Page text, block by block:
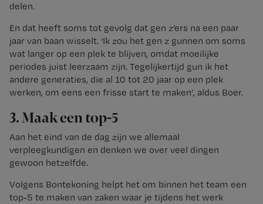
delen.
En dat heeft soms tot gevolg dat gen z’ers na een paar
jaar van baan wisselt. ‘Ik zou het gen z gunnen om soms
wat langer op een plek te blijven, omdat moeilijke
periodes juist leerzaam zijn. Tegelijkertijd gun ik het
andere generaties, die al 10 tot 20 jaar op een plek
werken, om eens een frisse start te maken’, aldus Boer.
3. Maak een top-5
Aan het eind van de dag zijn we allemaal
verpleegkundigen en denken we over veel dingen
gewoon hetzelfde.
Volgens Bontekoning helpt het om binnen het team een
top-5 te maken van zaken waar je tijdens het werk